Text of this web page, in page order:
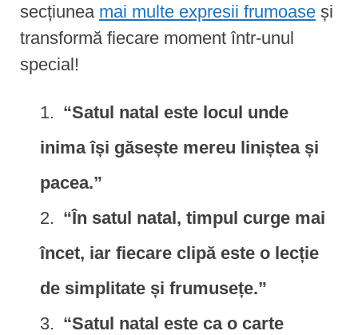
secțiunea mai multe expresii frumoase și
transformă fiecare moment într-unul
special!
“Satul natal este locul unde
inima își găsește mereu liniștea și
pacea.”
“În satul natal, timpul curge mai
încet, iar fiecare clipă este o lecție
de simplitate și frumusețe.”
“Satul natal este ca o carte